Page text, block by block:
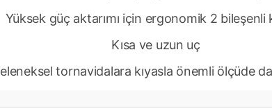
Yüksek güç aktarımı için ergonomik 2 bileşenli
Kısa ve uzun uç
tornavidalara kıyasla önemli ölçüde